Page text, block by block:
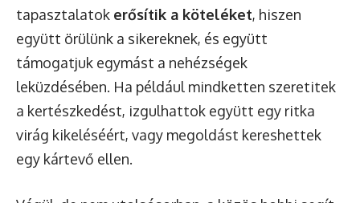
tapasztalatok erősítik a köteléket, hiszen
együtt örülünk a sikereknek, és együtt
támogatjuk egymást a nehézségek
leküzdésében. Ha például mindketten szeretitek
a kertészkedést, izgulhattok együtt egy ritka
virág kikeléséért, vagy megoldást kereshettek
egy kártevő ellen.